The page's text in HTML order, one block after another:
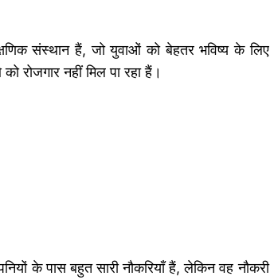
संस्थान हैं, जो युवाओं को बेहतर भविष्य के लिए
रोजगार नहीं मिल पा रहा हैं।
के पास बहुत सारी नौकरियाँ हैं, लेकिन वह नौकरी